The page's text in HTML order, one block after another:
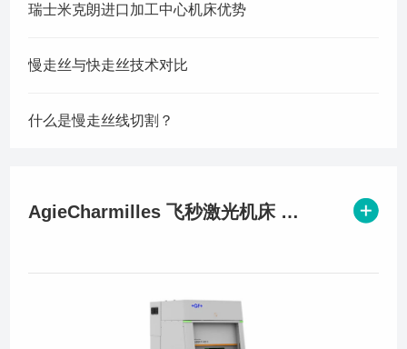
瑞士米克朗进口加工中心机床优势
慢走丝与快走丝技术对比
什么是慢走丝线切割？
AgieCharmilles 飞秒激光机床 LASER P 400